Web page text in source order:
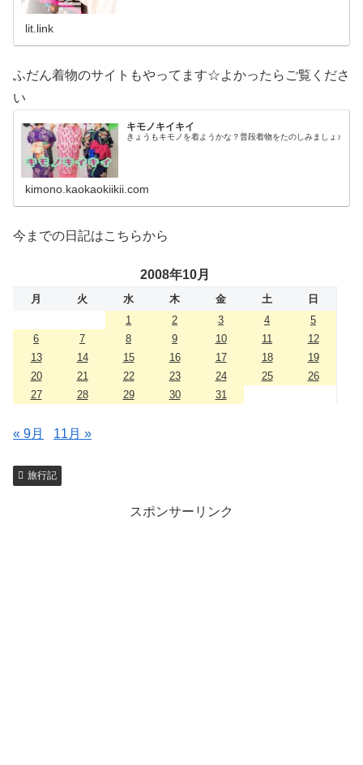
lit.link
ふだん着物のサイトもやってます☆よかったらご覧くださ
い
キモノキイキイ
きょうもキモノを着ようかな？普段着物をたのしみましょ♪
kimono.kaokaokiikii.com
今までの日記はこちらから
2008年10月
月 火 水 木 金 土
日
1
2 3 4
5
6
7 8 9 10 11
12
13
14 15 16 17 18
19
20
21 22 23 24 25
26
27
28 29 30 31
« 9月 11月 »
旅行記
スポンサーリンク